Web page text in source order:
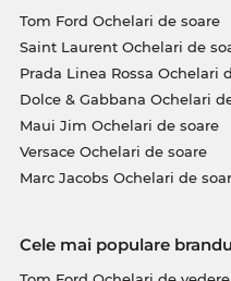
Tom Ford Ochelari de soare
Saint Laurent Ochelari de
Prada Linea Rossa Ochelari
Dolce & Gabbana Ochelari
Maui Jim Ochelari de soare
Versace Ochelari de soare
Marc Jacobs Ochelari de
Cele mai populare